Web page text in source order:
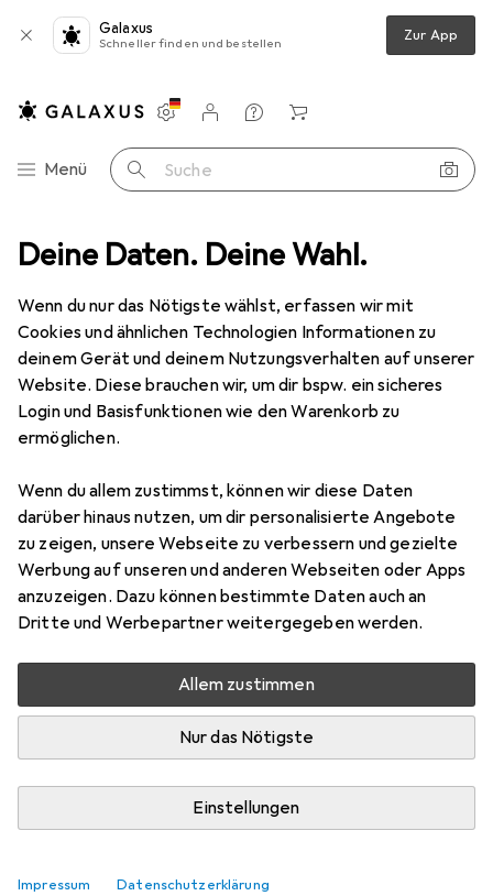
Deine Daten. Deine Wahl.
Wenn du nur das Nötigste wählst, erfassen wir mit
Cookies und ähnlichen Technologien Informationen zu
deinem Gerät und deinem Nutzungsverhalten auf unserer
Website. Diese brauchen wir, um dir bspw. ein sicheres
Login und Basisfunktionen wie den Warenkorb zu
ermöglichen.
Wenn du allem zustimmst, können wir diese Daten
darüber hinaus nutzen, um dir personalisierte Angebote
zu zeigen, unsere Webseite zu verbessern und gezielte
Werbung auf unseren und anderen Webseiten oder Apps
anzuzeigen. Dazu können bestimmte Daten auch an
Dritte und Werbepartner weitergegeben werden.
Allem zustimmen
Nur das Nötigste
Einstellungen
Impressum Datenschutzerklärung
Galaxus
Schneller finden und bestellen Zur App
Navigation nach Kategorien
Menü Suche
Einstellungen
Kundenkonto
Vergleichslisten
Merklisten
Warenkorb
Zubehör Luftbehandlung Beurer LR 220 Ersatzfilter
13 Bilder
BeurerLR 220 Ersatzfilter
Preis in EUR inkl. MwSt.
EUR
32,93
3
Bewertungen Marke
Mehr von Beurer
Zwischen Mo, 10.8. und Mi, 12.8. geliefert
10 Stück an Lager beim Lieferanten
Lieferort angeben für genaue Lieferzeit
In den Warenkorb